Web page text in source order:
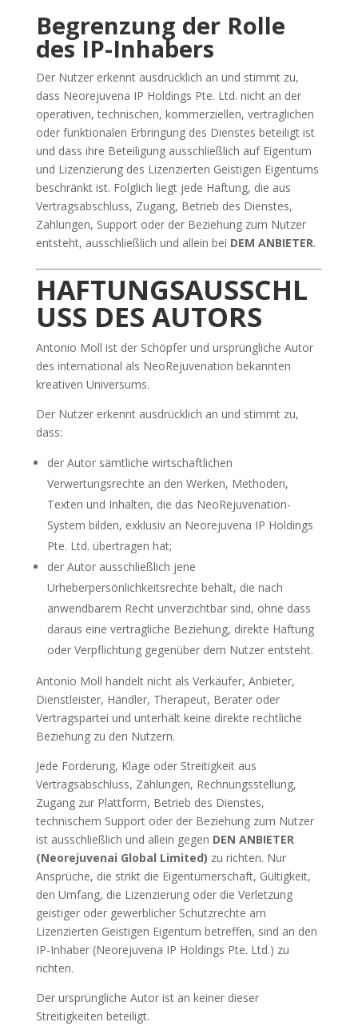
Begrenzung der Rolle
des IP-Inhabers
Der Nutzer erkennt ausdrücklich an und stimmt zu,
dass Neorejuvena IP Holdings Pte. Ltd. nicht an der
operativen, technischen, kommerziellen, vertraglichen
oder funktionalen Erbringung des Dienstes beteiligt ist
und dass ihre Beteiligung ausschließlich auf Eigentum
und Lizenzierung des Lizenzierten Geistigen Eigentums
beschränkt ist. Folglich liegt jede Haftung, die aus
Vertragsabschluss, Zugang, Betrieb des Dienstes,
Zahlungen, Support oder der Beziehung zum Nutzer
entsteht, ausschließlich und allein bei DEM ANBIETER.
HAFTUNGSAUSSCHL
USS DES AUTORS
Antonio Moll ist der Schöpfer und ursprüngliche Autor
des international als NeoRejuvenation bekannten
kreativen Universums.
Der Nutzer erkennt ausdrücklich an und stimmt zu,
dass:
der Autor sämtliche wirtschaftlichen
Verwertungsrechte an den Werken, Methoden,
Texten und Inhalten, die das NeoRejuvenation-
System bilden, exklusiv an Neorejuvena IP Holdings
Pte. Ltd. übertragen hat;
der Autor ausschließlich jene
Urheberpersönlichkeitsrechte behält, die nach
anwendbarem Recht unverzichtbar sind, ohne dass
daraus eine vertragliche Beziehung, direkte Haftung
oder Verpflichtung gegenüber dem Nutzer entsteht.
Antonio Moll handelt nicht als Verkäufer, Anbieter,
Dienstleister, Händler, Therapeut, Berater oder
Vertragspartei und unterhält keine direkte rechtliche
Beziehung zu den Nutzern.
Jede Forderung, Klage oder Streitigkeit aus
Vertragsabschluss, Zahlungen, Rechnungsstellung,
Zugang zur Plattform, Betrieb des Dienstes,
technischem Support oder der Beziehung zum Nutzer
ist ausschließlich und allein gegen DEN ANBIETER
(Neorejuvenai Global Limited) zu richten. Nur
Ansprüche, die strikt die Eigentümerschaft, Gültigkeit,
den Umfang, die Lizenzierung oder die Verletzung
geistiger oder gewerblicher Schutzrechte am
Lizenzierten Geistigen Eigentum betreffen, sind an den
IP-Inhaber (Neorejuvena IP Holdings Pte. Ltd.) zu
richten.
Der ursprüngliche Autor ist an keiner dieser
Streitigkeiten beteiligt.